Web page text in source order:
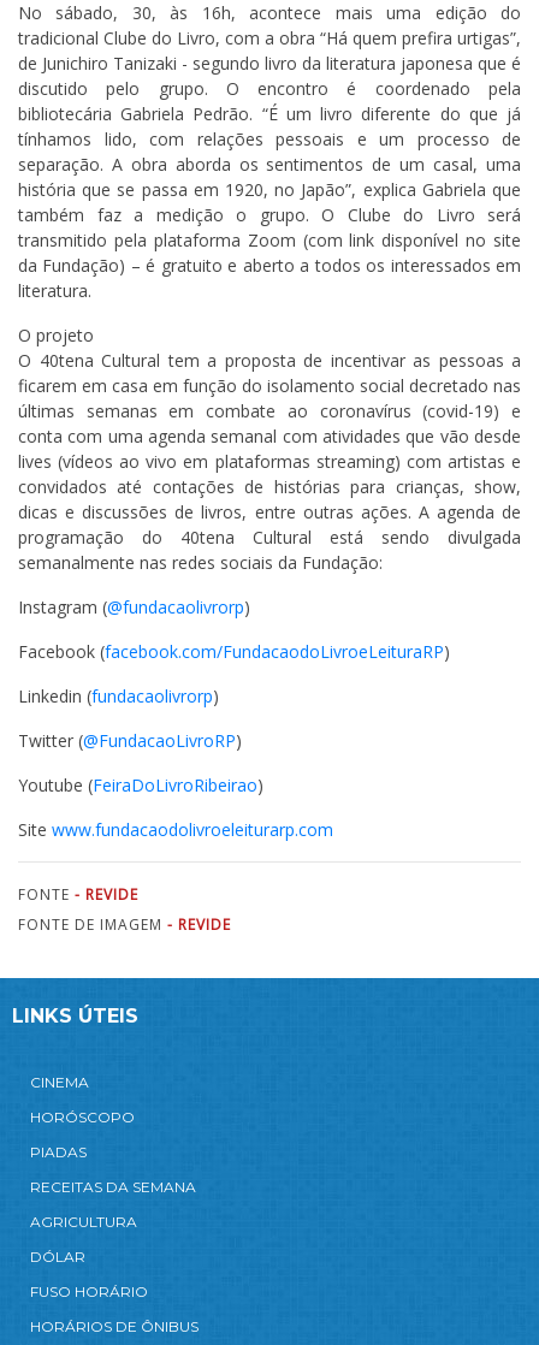
No sábado, 30, às 16h, acontece mais uma edição do
tradicional Clube do Livro, com a obra “Há quem prefira urtigas”,
de Junichiro Tanizaki - segundo livro da literatura japonesa que é
discutido pelo grupo. O encontro é coordenado pela
bibliotecária Gabriela Pedrão. “É um livro diferente do que já
tínhamos lido, com relações pessoais e um processo de
separação. A obra aborda os sentimentos de um casal, uma
história que se passa em 1920, no Japão”, explica Gabriela que
também faz a medição o grupo. O Clube do Livro será
transmitido pela plataforma Zoom (com link disponível no site
da Fundação) – é gratuito e aberto a todos os interessados em
literatura.
O projeto
O 40tena Cultural tem a proposta de incentivar as pessoas a
ficarem em casa em função do isolamento social decretado nas
últimas semanas em combate ao coronavírus (covid-19) e
conta com uma agenda semanal com atividades que vão desde
lives (vídeos ao vivo em plataformas streaming) com artistas e
convidados até contações de histórias para crianças, show,
dicas e discussões de livros, entre outras ações. A agenda de
programação do 40tena Cultural está sendo divulgada
semanalmente nas redes sociais da Fundação:
Instagram (@fundacaolivrorp)
Facebook (facebook.com/FundacaodoLivroeLeituraRP)
Linkedin (fundacaolivrorp)
Twitter (@FundacaoLivroRP)
Youtube (FeiraDoLivroRibeirao)
Site www.fundacaodolivroeleiturarp.com
FONTE - REVIDE
FONTE DE IMAGEM - REVIDE
LINKS ÚTEIS
CINEMA
HORÓSCOPO
PIADAS
RECEITAS DA SEMANA
AGRICULTURA
DÓLAR
FUSO HORÁRIO
HORÁRIOS DE ÔNIBUS